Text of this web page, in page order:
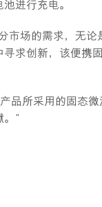
进行充电。
市场的需求，无
求创新，该便携
品所采用的固态
”